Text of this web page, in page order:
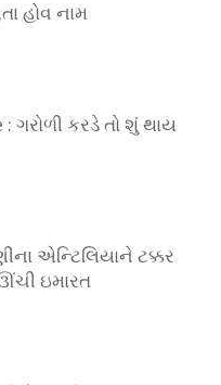
હોવ નામ
ગરોળી કરડે તો શું થાય
એન્ટિલિયાને ટક્કર
ઇમારત